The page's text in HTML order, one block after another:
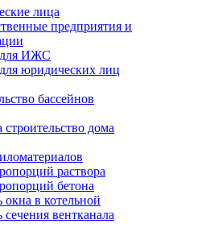
лица
предприятия и
ИЖС
юридических лиц
бассейнов
дома
раствора
бетона
в котельной
вентканала